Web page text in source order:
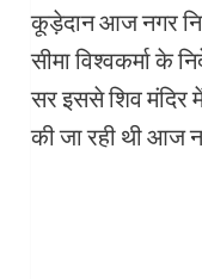
कूड़ेदान आज नगर
सीमा विश्वकर्मा के
सर इससे शिव मंदिर
की जा रही थी आज